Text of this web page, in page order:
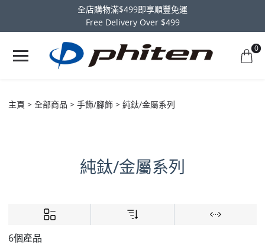
全店購物滿$499即享順豐免運
Free Delivery Over $499
0
主頁 全部商品 手飾/腳飾 純鈦/金屬系列
純鈦/金屬系列
6個產品